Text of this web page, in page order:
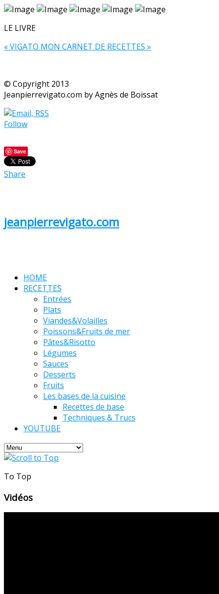
LE LIVRE
« VIGATO MON CARNET DE RECETTES »
© Copyright 2013
Jeanpierrevigato.com by Agnès de Boissat
Follow
Save
Share
jeanpierrevigato.com
HOME
RECETTES
Entrées
Plats
Viandes&Volailles
Poissons&Fruits de mer
Pâtes&Risotto
Légumes
Sauces
Desserts
Fruits
Les bases de la cuisine
Recettes de base
Techniques & Trucs
YOUTUBE
To Top
Vidéos